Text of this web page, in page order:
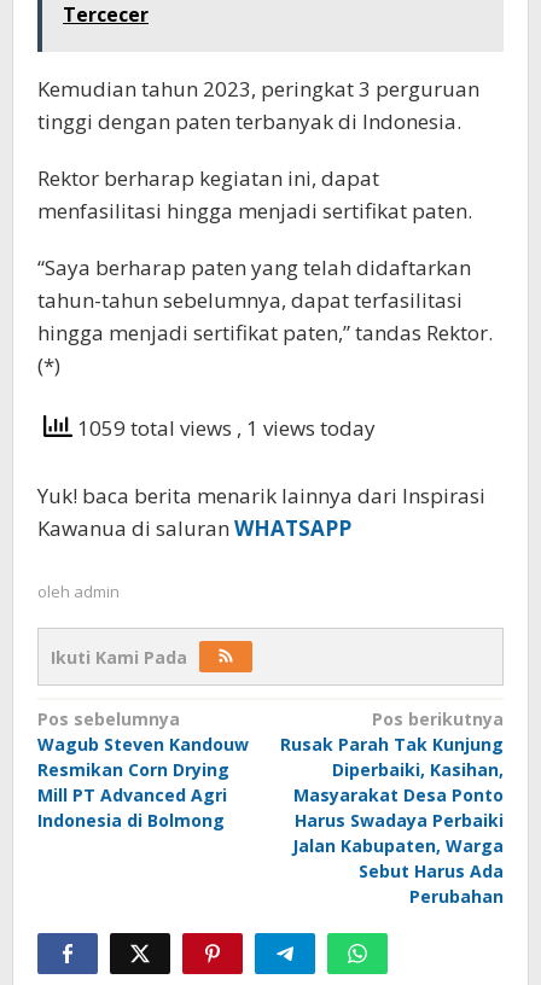
Tercecer
Kemudian tahun 2023, peringkat 3 perguruan
tinggi dengan paten terbanyak di Indonesia.
Rektor berharap kegiatan ini, dapat
menfasilitasi hingga menjadi sertifikat paten.
“Saya berharap paten yang telah didaftarkan
tahun-tahun sebelumnya, dapat terfasilitasi
hingga menjadi sertifikat paten,” tandas Rektor.
(*)
1059 total views , 1 views today
Yuk! baca berita menarik lainnya dari Inspirasi
Kawanua di saluran WHATSAPP
oleh admin
Ikuti Kami Pada
Navigasi
pos
Pos sebelumnya
Wagub Steven Kandouw
Resmikan Corn Drying
Mill PT Advanced Agri
Indonesia di Bolmong
Pos berikutnya
Rusak Parah Tak Kunjung
Diperbaiki, Kasihan,
Masyarakat Desa Ponto
Harus Swadaya Perbaiki
Jalan Kabupaten, Warga
Sebut Harus Ada
Perubahan